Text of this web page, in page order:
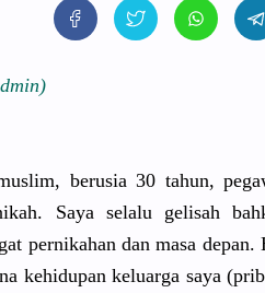
berusia 30 tahun,
Saya selalu gelisah
pernikahan dan masa depan.
kehidupan keluarga saya